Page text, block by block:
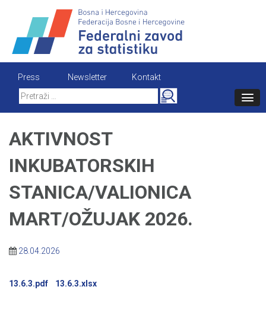
content
Press Newsletter
Kontakt
Search
for:
AKTIVNOST
INKUBATORSKIH
STANICA/VALIONICA
MART/OŽUJAK 2026.
28.04.2026
13.6.3.pdf 13.6.3.xlsx